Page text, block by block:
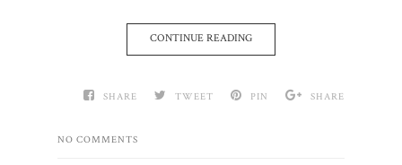
CONTINUE READING
SHARE TWEET PIN SHARE
NO COMMENTS